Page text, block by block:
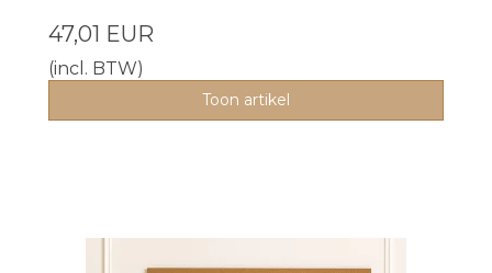
47,01 EUR
(incl. BTW)
Toon artikel